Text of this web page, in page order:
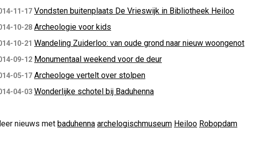
11-17 Vondsten buitenplaats De Vrieswijk in Bibliotheek Heiloo
10-28 Archeologie voor kids
10-21 Wandeling Zuiderloo: van oude grond naar nieuw woongenot
09-12 Monumentaal weekend voor de deur
05-17 Archeologe vertelt over stolpen
04-03 Wonderlijke schotel bij Baduhenna
nieuws met baduhenna archelogischmuseum Heiloo Robopdam